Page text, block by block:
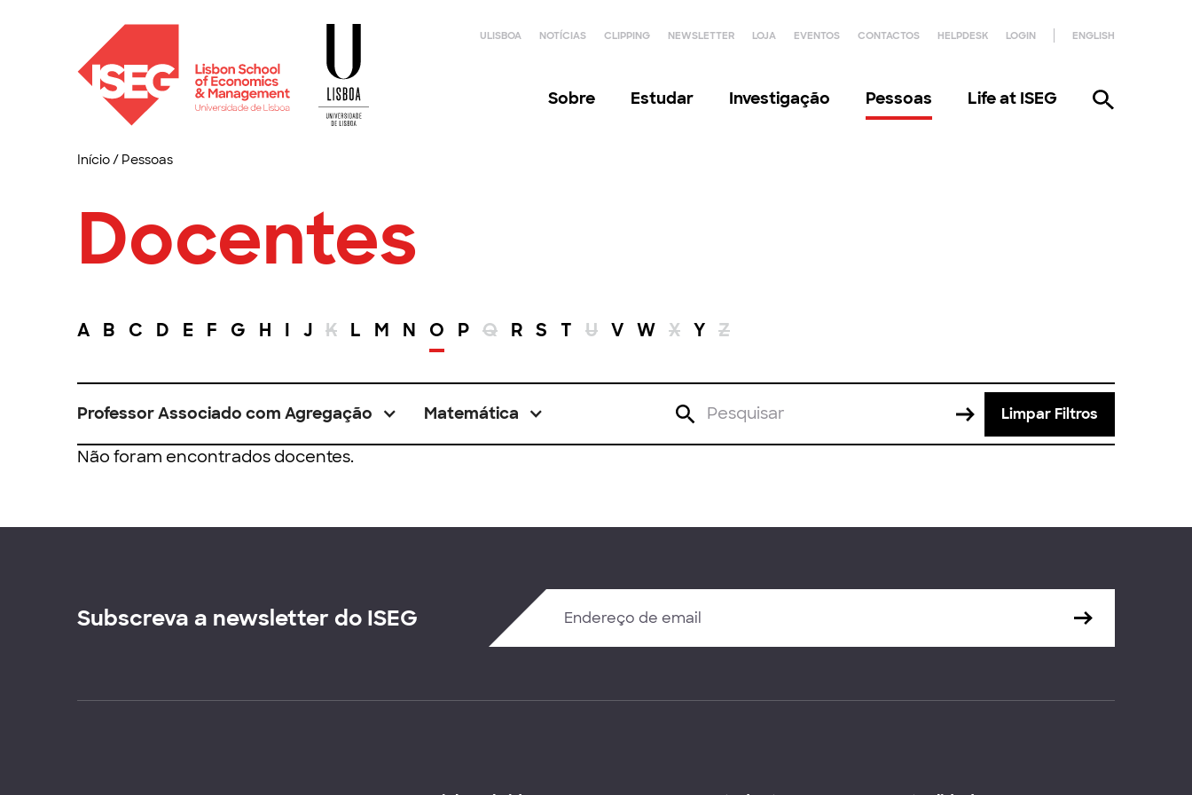
ULISBOA NOTÍCIAS CLIPPING NEWSLETTER LOJA EVENTOS CONTACTOS HELPDESK LOGIN ENGLISH
Sobre Estudar Investigação Pessoas Life at ISEG
Início/ Pessoas
Docentes
A B C D E F G H I J K L M N O P Q R S T U V W X Y Z
Professor Associado com Agregação Matemática Limpar Filtros
Não foram encontrados docentes.
Subscreva a newsletter do ISEG